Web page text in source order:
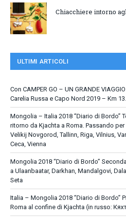
Chiacchiere intorno
ULTIMI ARTICOLI
Con CAMPER GO – UN GRANDE
Carelia Russa e Capo Nord 2019 – Km
Mongolia – Italia 2018 “Diario di Bordo”
ritorno da Kjachta a Roma. Passando
Velikij Novgorod, Tallinn, Riga, Vilnius,
Ceca, Vienna
Mongolia 2018 “Diario di Bordo”
a Ulaanbaatar, Darkhan, Mandalgovi,
Seta
Italia – Mongolia 2018 “Diario di Bordo”
Roma al confine di Kjachta (in russo: